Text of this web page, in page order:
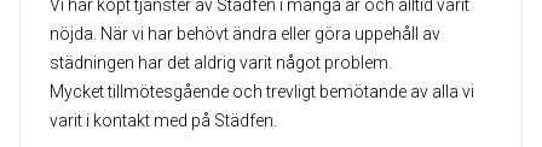
Vi har köpt tjänster av Städfen i många år och alltid varit
nöjda. När vi har behövt ändra eller göra uppehåll av
städningen har det aldrig varit något problem.
Mycket tillmötesgående och trevligt bemötande av alla vi
varit i kontakt med på Städfen.